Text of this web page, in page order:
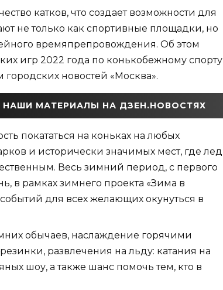
катков, что создает возможности для
не только как спортивные площадки, но
времяпрепровождения. Об этом
игр 2022 года по конькобежному спорту
городских новостей «Москва».
НАШИ МАТЕРИАЛЫ НА ДЗЕН.НОВОСТЯХ
покататься на коньках на любых
и исторически значимых мест, где лед
Весь зимний период, с первого
в рамках зимнего проекта «Зима в
для всех желающих окунуться в
обычаев, наслаждение горячими
развлечения на льду: катания на
шоу, а также шанс помочь тем, кто в